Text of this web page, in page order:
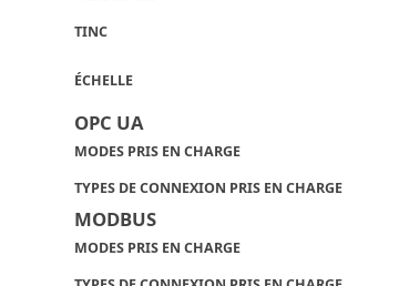
TINC
ÉCHELLE
OPC UA
MODES PRIS EN CHARGE
TYPES DE CONNEXION PRIS EN CHARGE
MODBUS
MODES PRIS EN CHARGE